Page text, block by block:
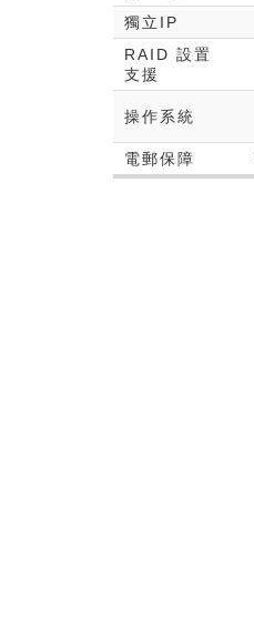
獨立IP
RAID 設置
支援
操作系統
電郵保障